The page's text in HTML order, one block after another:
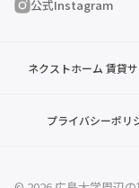
公式Instagram
ネクストホーム 賃貸
プライバシーポリ